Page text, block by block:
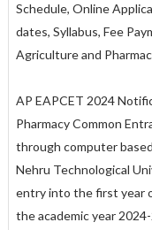
Schedule, Online
dates, Syllabus, Fee
Agriculture and
AP EAPCET 2024
Pharmacy Common
through computer
Nehru Technological
entry into the first year
the academic year